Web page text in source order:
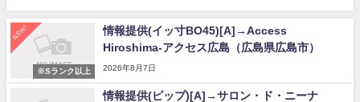
NEW!
※Sランク以上
情報提供(イッ寸BO45)[A]→Access
Hiroshima-アクセス広島（広島県広島市）
2026年8月7日
情報提供(ピップ)[A]→サロン・ド・ニーナ